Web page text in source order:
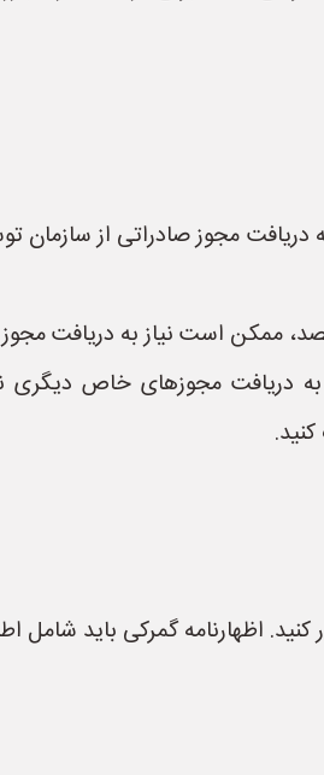
مجوز صادراتی از سازمان
است نیاز به دریافت مجوز
مجوزهای خاص دیگری
کنید. اظهارنامه گمرکی باید